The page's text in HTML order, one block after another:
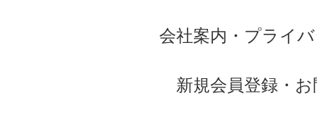
会社案内 ・ プライ
新規会員登録 ・